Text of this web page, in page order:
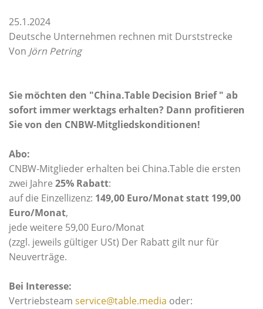
25.1.2024
Deutsche Unternehmen rechnen mit Durststrecke
Von Jörn Petring
Sie möchten den "China.Table Decision Brief " ab
sofort immer werktags erhalten? Dann profitieren
Sie von den CNBW-Mitgliedskonditionen!
Abo:
CNBW-Mitglieder erhalten bei China.Table die ersten
zwei Jahre 25% Rabatt:
auf die Einzellizenz: 149,00 Euro/Monat statt 199,00
Euro/Monat,
jede weitere 59,00 Euro/Monat
(zzgl. jeweils gültiger USt) Der Rabatt gilt nur für
Neuverträge.
Bei Interesse:
Vertriebsteam service@table.media oder: